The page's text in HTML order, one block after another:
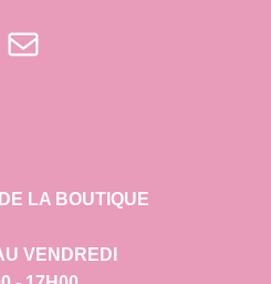
E-mail
LA BOUTIQUE
VENDREDI